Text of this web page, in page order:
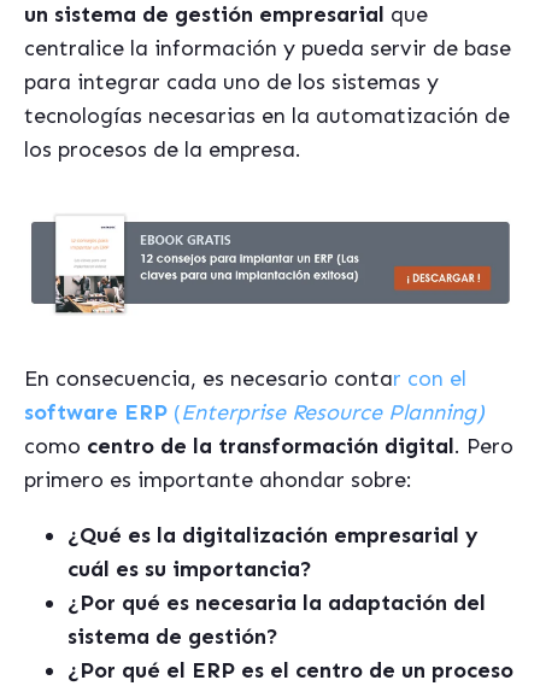
un sistema de gestión empresarial que
centralice la información y pueda servir de base
para integrar cada uno de los sistemas y
tecnologías necesarias en la automatización de
los procesos de la empresa.
En consecuencia, es necesario contar con el
software ERP (Enterprise Resource Planning)
como centro de la transformación digital. Pero
primero es importante ahondar sobre:
¿Qué es la digitalización empresarial y
cuál es su importancia?
¿Por qué es necesaria la adaptación del
sistema de gestión?
¿Por qué el ERP es el centro de un proceso